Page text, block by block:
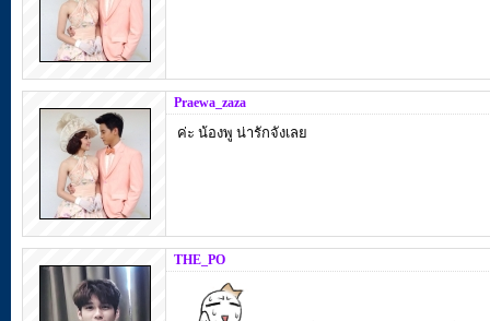
Praewa_zaza
ค่ะ น้องพู น่ารักจังเลย
THE_PO